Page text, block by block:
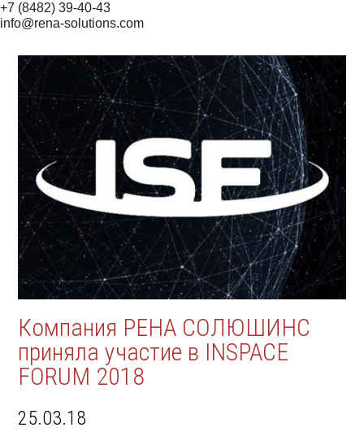
+7 (8482) 39-40-43
info@rena-solutions.com
Компания РЕНА СОЛЮШИНС
приняла участие в INSPACE
FORUM 2018
25.03.18